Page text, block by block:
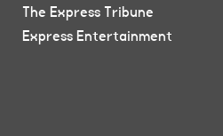
The Express Tribune
Express Entertainment